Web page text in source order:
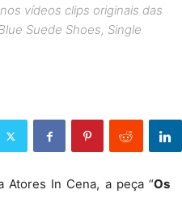
vídeos clips originais das
Suede Shoes, Single
Atores In Cena, a peça “Os